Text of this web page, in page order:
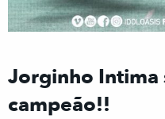
Jorginho Intima
campeão!!